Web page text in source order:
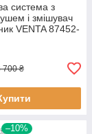
система з
і змішувач
VENTA 87452-
колір хром
700 ₴
–10%